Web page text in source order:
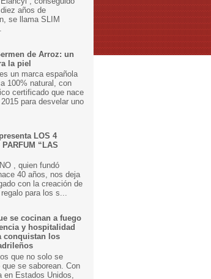
años de
se llama SLIM
de Arroz: un
la piel
un marca española
100% natural, con
certificado que nace
para desvelar uno
LOS 4
PARFUM “LAS
, quien fundó
40 años, nos deja
con la creación de
para los s...
se cocinan a fuego
y hospitalidad
conquistan los
que no solo se
se saborean. Con
en Estados Unidos,